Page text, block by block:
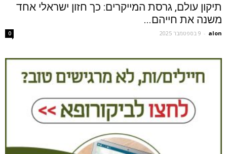
תיקון עולם, גרסת המייקרים: כך חזון ישראלי אחד
משנה את חייהם...
alon
- 9 בספטמבר 2025 0